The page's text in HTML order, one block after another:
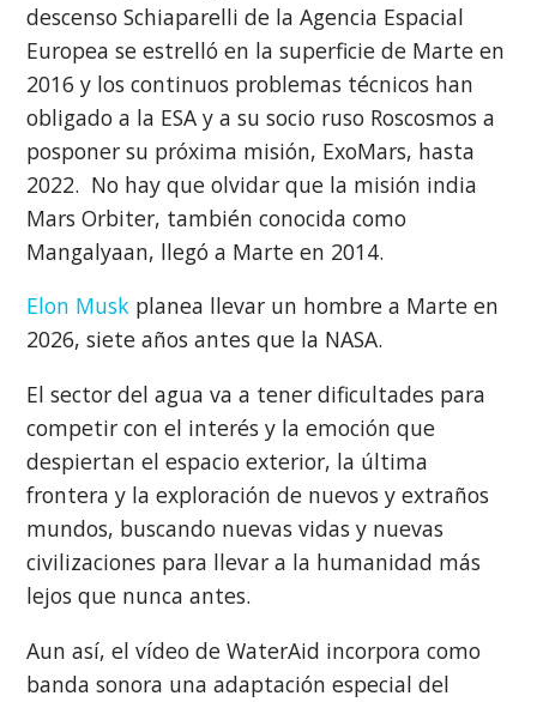
descenso Schiaparelli de la Agencia Espacial
Europea se estrelló en la superficie de Marte en
2016 y los continuos problemas técnicos han
obligado a la ESA y a su socio ruso Roscosmos a
posponer su próxima misión, ExoMars, hasta
2022. No hay que olvidar que la misión india
Mars Orbiter, también conocida como
Mangalyaan, llegó a Marte en 2014.
Elon Musk planea llevar un hombre a Marte en
2026, siete años antes que la NASA.
El sector del agua va a tener dificultades para
competir con el interés y la emoción que
despiertan el espacio exterior, la última
frontera y la exploración de nuevos y extraños
mundos, buscando nuevas vidas y nuevas
civilizaciones para llevar a la humanidad más
lejos que nunca antes.
Aun así, el vídeo de WaterAid incorpora como
banda sonora una adaptación especial del